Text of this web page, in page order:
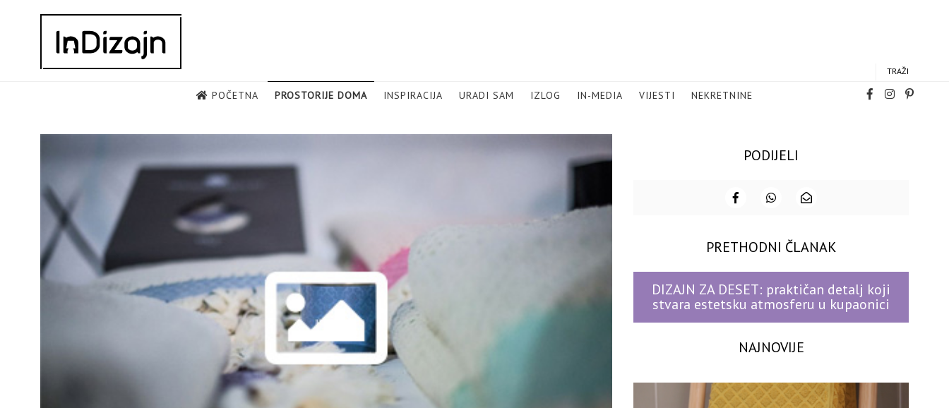
TRAŽI
POČETNA PROSTORIJE DOMA INSPIRACIJA URADI SAM IZLOG IN-MEDIA VIJESTI NEKRETNINE
PODIJELI
PRETHODNI ČLANAK
DIZAJN ZA DESET: praktičan detalj koji
stvara estetsku atmosferu u kupaonici
NAJNOVIJE